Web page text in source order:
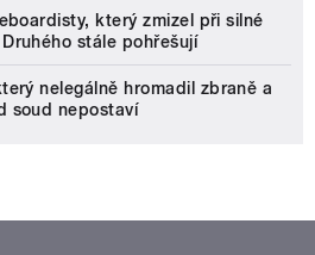
který zmizel při silné
stále pohřešují
nelegálně hromadil zbraně a
soud nepostaví